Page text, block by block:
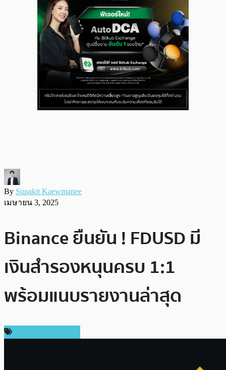
By Supakit Kaewmanee
เมษายน 3, 2025
Binance ยืนยัน ! FDUSD มี
เงินสำรองหนุนครบ 1:1
พร้อมแนบรายงานล่าสุด